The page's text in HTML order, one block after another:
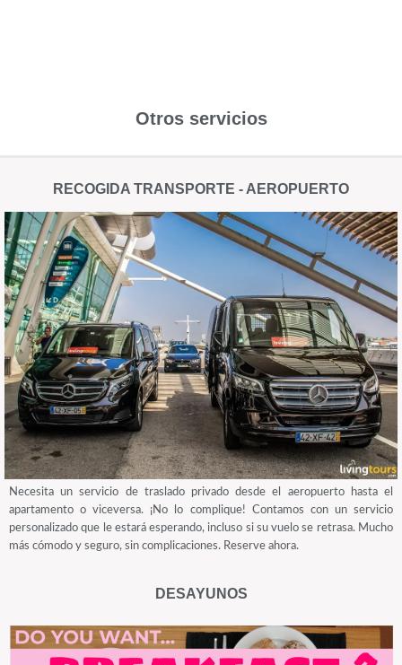
Otros servicios
RECOGIDA TRANSPORTE - AEROPUERTO
Necesita un servicio de traslado privado desde el aeropuerto hasta el
apartamento o viceversa. ¡No lo complique! Contamos con un servicio
personalizado que le estará esperando, incluso si su vuelo se retrasa. Mucho
más cómodo y seguro, sin complicaciones. Reserve ahora.
DESAYUNOS